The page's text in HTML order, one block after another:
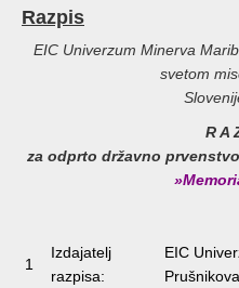
Razpis
EIC Univerzum Minerva
svetom
R A
za odprto državno
1
Izdajatelj
razpisa:
EIC